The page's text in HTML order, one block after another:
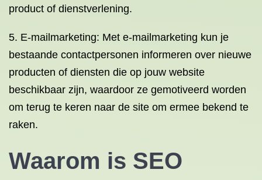
product of dienstverlening.
5. E-mailmarketing: Met e-mailmarketing kun je
bestaande contactpersonen informeren over nieuwe
producten of diensten die op jouw website
beschikbaar zijn, waardoor ze gemotiveerd worden
om terug te keren naar de site om ermee bekend te
raken.
Waarom is SEO